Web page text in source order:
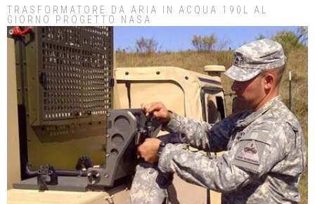
TRASFORMATORE DA ARIA IN ACQUA 190L AL
GIORNO PROGETTO NASA